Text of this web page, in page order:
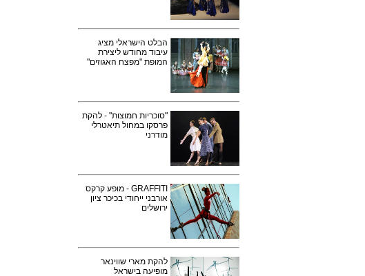
הבלט הישראלי מציג
עיבוד מחודש ליצירת
המופת "מפצח האגוזים"
"סוכריות חמוצות" - להקת
פרסקו במחול תיאטרלי
מודרני
GRAFFITI - מופע קרקס
אורבני ייחודי בכיכר ציון
ירושלים
להקת מארי שווינאר
מופיעה בישראל